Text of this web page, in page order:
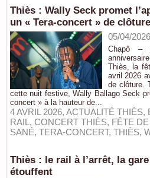
Thiès : Wally Seck promet
un « Tera-concert » de
05/04/2026
Chapô –
Thiès, la
avril 2026
de clôture.
cette nuit festive, Wally Ballago Seck
concert » à la hauteur de...
4 AVRIL 2026, ACTUALITÉ THIÈS,
RAIL , CONCERT THIÈS, FÊTE
SANÉ, TERA-CONCERT, THIÈS,
Thiès : le rail à l’arrêt, la
étouffent